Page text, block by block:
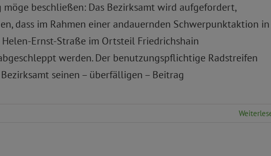
beschließen: Das Bezirksamt wird aufgefordert,
dass im Rahmen einer andauernden Schwerpunktaktion in
Ernst-Straße im Ortsteil Friedrichshain
werden. Der benutzungspflichtige Radstreifen
seinen – überfälligen – Beitrag